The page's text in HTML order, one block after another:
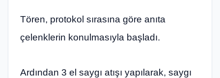
Tören, protokol sırasına göre anıta
çelenklerin konulmasıyla başladı.
Ardından 3 el saygı atışı yapılarak, saygı